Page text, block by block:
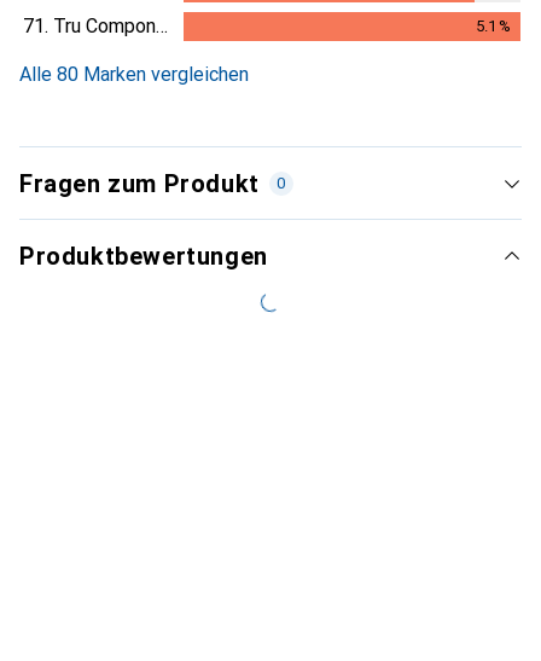
4.4%
71. Tru Components 5.1 %
Alle 80 Marken vergleichen
Fragen zum Produkt 0
Produktbewertungen